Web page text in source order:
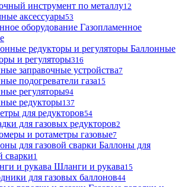
инструмент по металлу12
аксессуары53
Газопламенное
Баллонные
и регуляторы316
заправочные устройства7
подогреватели газа15
регуляторы94
редукторы137
для редукторов54
для газовых редукторов2
и ротаметры газовые7
Баллоны для
сварки1
Шланги и рукава15
для газовых баллонов44